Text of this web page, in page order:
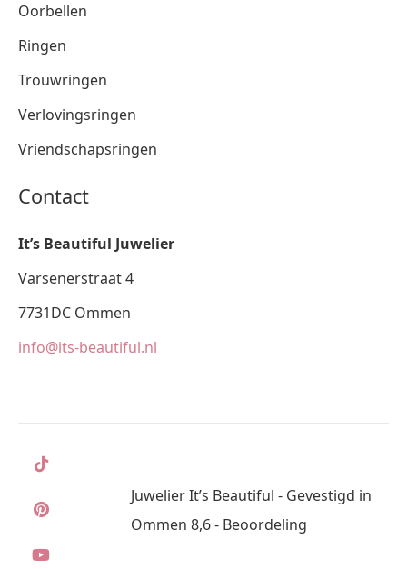
Oorbellen
Ringen
Trouwringen
Verlovingsringen
Vriendschapsringen
Contact
It’s Beautiful Juwelier
Varsenerstraat 4
7731DC Ommen
info@its-beautiful.nl
Juwelier It’s Beautiful - Gevestigd in
Ommen 8,6 - Beoordeling